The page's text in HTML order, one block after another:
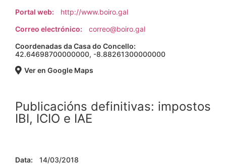
Portal web:
http://www.boiro.gal
Correo electrónico:
correo@boiro.gal
Coordenadas da Casa do Concello:
42.64698700000000, -8.88261300000000
Ver en Google Maps
Publicacións definitivas: impostos
IBI, ICIO e IAE
Data:
14/03/2018